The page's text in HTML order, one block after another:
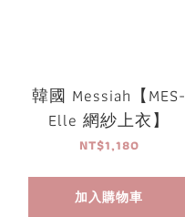
韓國 Messiah【MES-
Elle 網紗上衣】
NT$1,180
加入購物車